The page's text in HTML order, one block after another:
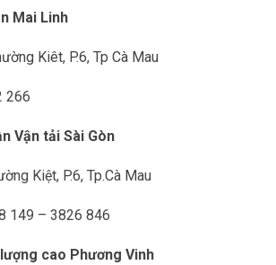
Mai Linh
Kiêt, P.6, Tp Cà Mau
266
Vận tải Sài Gòn
Kiệt, P.6, Tp.Cà Mau
149 – 3826 846
cao Phương Vinh